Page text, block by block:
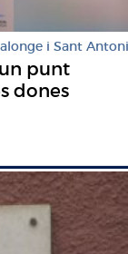
i Sant Antoni
punt
dones